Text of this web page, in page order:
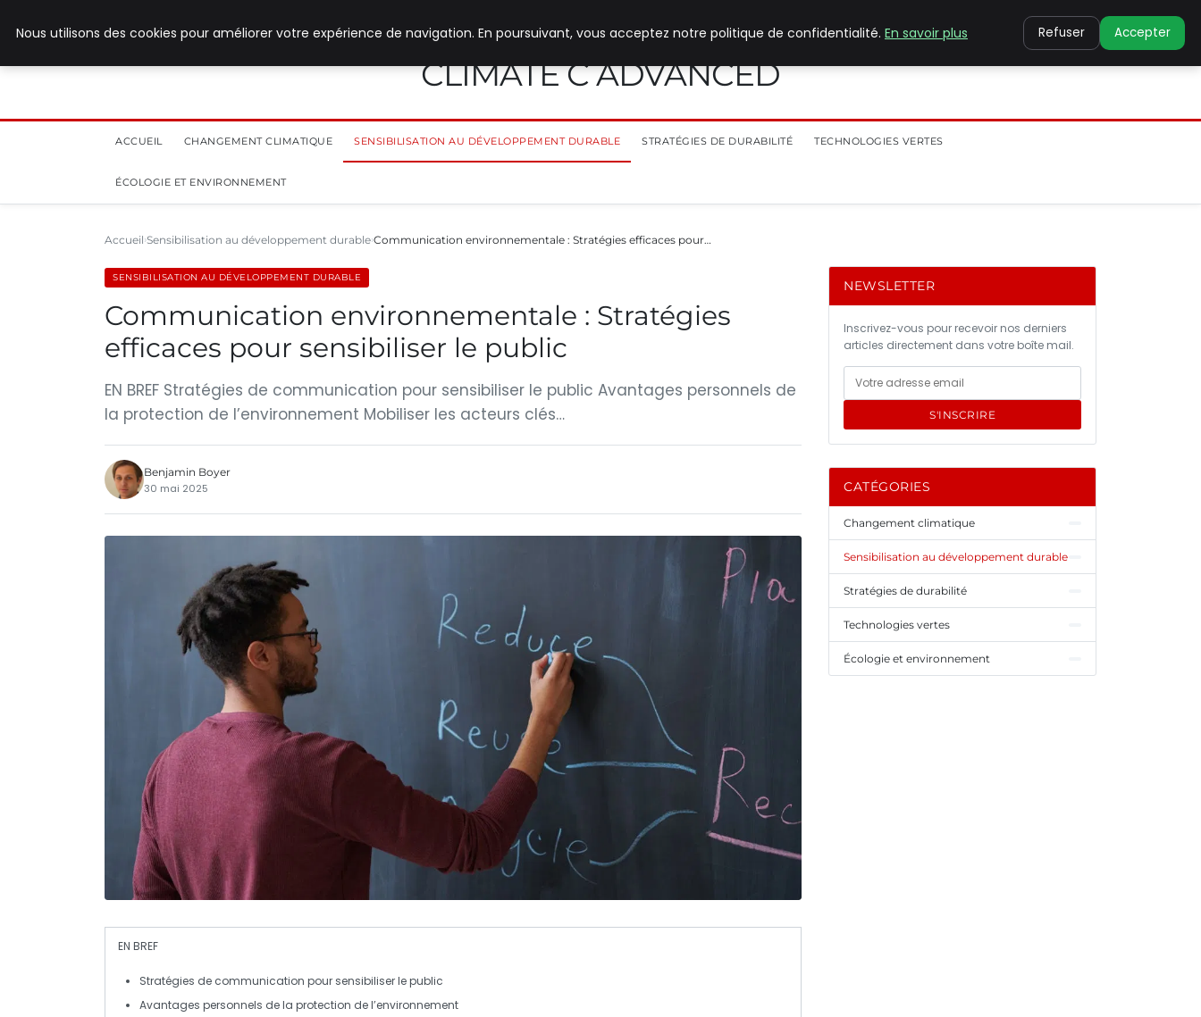
CLIMATE C ADVANCED
ACCUEIL CHANGEMENT CLIMATIQUE SENSIBILISATION AU DÉVELOPPEMENT DURABLE STRATÉGIES DE DURABILITÉ TECHNOLOGIES VERTES
ÉCOLOGIE ET ENVIRONNEMENT
Accueil Sensibilisation au développement durable Communication environnementale : Stratégies efficaces pour…
SENSIBILISATION AU DÉVELOPPEMENT DURABLE
Communication environnementale : Stratégies
efficaces pour sensibiliser le public
EN BREF Stratégies de communication pour sensibiliser le public Avantages personnels de
la protection de l’environnement Mobiliser les acteurs clés…
Benjamin Boyer
30 mai 2025
EN BREF
Stratégies de communication pour sensibiliser le public
Avantages personnels de la protection de l’environnement
NEWSLETTER
Inscrivez-vous pour recevoir nos derniers
articles directement dans votre boîte mail.
S'INSCRIRE
CATÉGORIES
Changement climatique
Sensibilisation au développement durable
Stratégies de durabilité
Technologies vertes
Écologie et environnement
Nous utilisons des cookies pour améliorer votre expérience de navigation. En poursuivant, vous acceptez notre politique de confidentialité. En savoir plus Refuser Accepter